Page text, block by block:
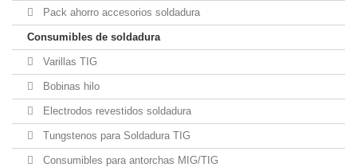
Pack ahorro accesorios soldadura
Consumibles de soldadura
Varillas TIG
Bobinas hilo
Electrodos revestidos soldadura
Tungstenos para Soldadura TIG
Consumibles para antorchas MIG/TIG